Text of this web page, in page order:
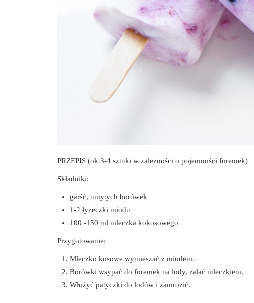
PRZEPIS (ok 3-4 sztuki w zależności o pojemności foremek)
Składniki:
garść, umytych borówek
1-2 łyżeczki miodu
100 -150 ml mleczka kokosowego
Przygotowanie:
Mleczko kosowe wymieszać z miodem.
Borówki wsypać do foremek na lody, zalać mleczkiem.
Włożyć patyczki do lodów i zamrozić.